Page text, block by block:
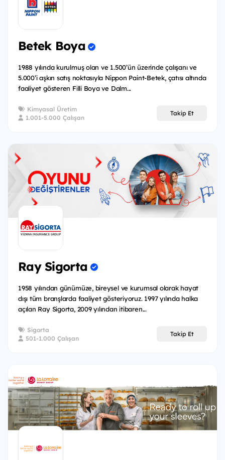
Betek Boya
1988 yılında kurulmuş olan ve 1.500’ün üzerinde çalışanı ve
5.000’i aşkın satış noktasıyla Nippon Paint-Betek, çatısı altında
faaliyet gösteren Filli Boya ve Dalm...
Kimyasal Üretim
1.001-5.000 Çalışan
Takip Et
Ray Sigorta
1958 yılından günümüze, bireysel ve kurumsal olarak hayat
dışı tüm branşlarda faaliyet gösteriyoruz. 1997 yılında halka
açılan Ray Sigorta, 2009 yılından itibaren...
Sigorta
501-1.000 Çalışan
Takip Et